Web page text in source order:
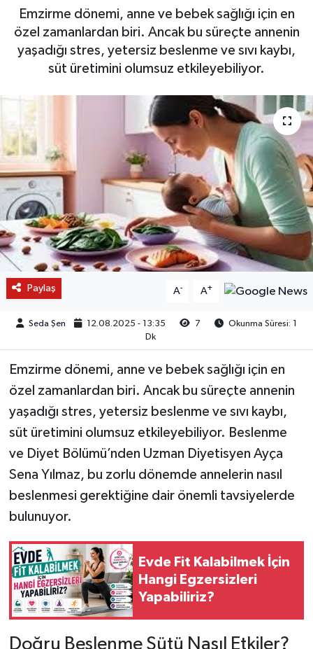
Emzirme dönemi, anne ve bebek sağlığı için en
özel zamanlardan biri. Ancak bu süreçte annenin
yaşadığı stres, yetersiz beslenme ve sıvı kaybı,
süt üretimini olumsuz etkileyebiliyor.
Paylaş A- A+
Seda Şen 12.08.2025 - 13:35 7
Okunma Süresi: 1
Dk
Emzirme dönemi, anne ve bebek sağlığı için en
özel zamanlardan biri. Ancak bu süreçte annenin
yaşadığı stres, yetersiz beslenme ve sıvı kaybı,
süt üretimini olumsuz etkileyebiliyor. Beslenme
ve Diyet Bölümü’nden Uzman Diyetisyen Ayça
Sena Yılmaz, bu zorlu dönemde annelerin nasıl
beslenmesi gerektiğine dair önemli tavsiyelerde
bulunuyor.
Evde Fit Kalabilmek İçin
Hangi Egzersizleri
Yapabiliriz?
Doğru Beslenme Sütü Nasıl Etkiler?